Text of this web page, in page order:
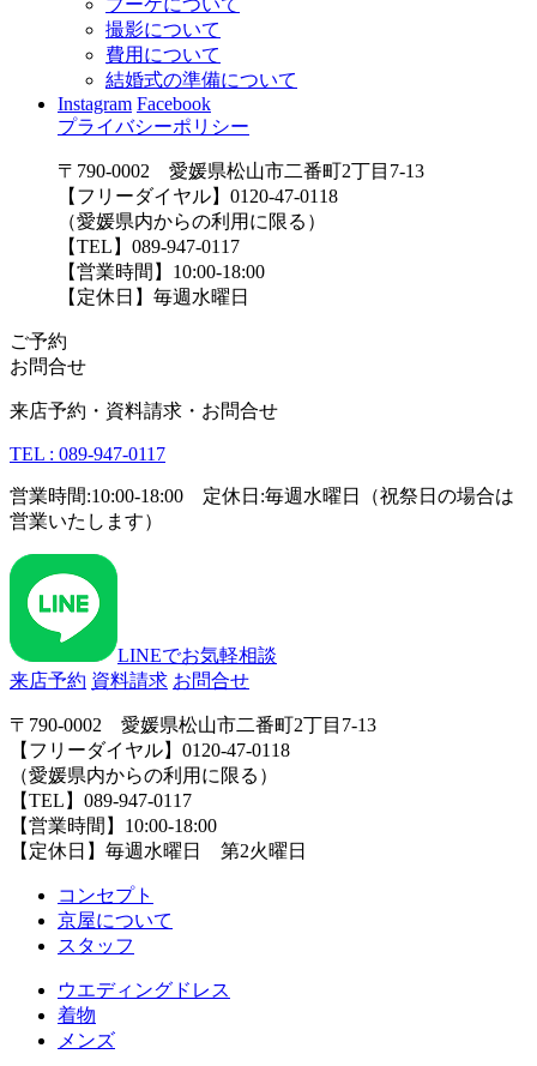
撮影について
費用について
結婚式の準備について
Instagram Facebook
プライバシーポリシー
〒790-0002 愛媛県松山市二番町2丁目7-13
【フリーダイヤル】0120-47-0118
（愛媛県内からの利用に限る）
【TEL】089-947-0117
【営業時間】10:00-18:00
【定休日】毎週水曜日
ご予約
お問合せ
来店予約・資料請求・お問合せ
TEL : 089-947-0117
営業時間:10:00-18:00 定休日:毎週水曜日（祝祭日の場合は
営業いたします）
LINEでお気軽相談
来店予約 資料請求 お問合せ
〒790-0002 愛媛県松山市二番町2丁目7-13
【フリーダイヤル】0120-47-0118
（愛媛県内からの利用に限る）
【TEL】089-947-0117
【営業時間】10:00-18:00
【定休日】毎週水曜日 第2火曜日
コンセプト
京屋について
スタッフ
ウエディングドレス
着物
メンズ